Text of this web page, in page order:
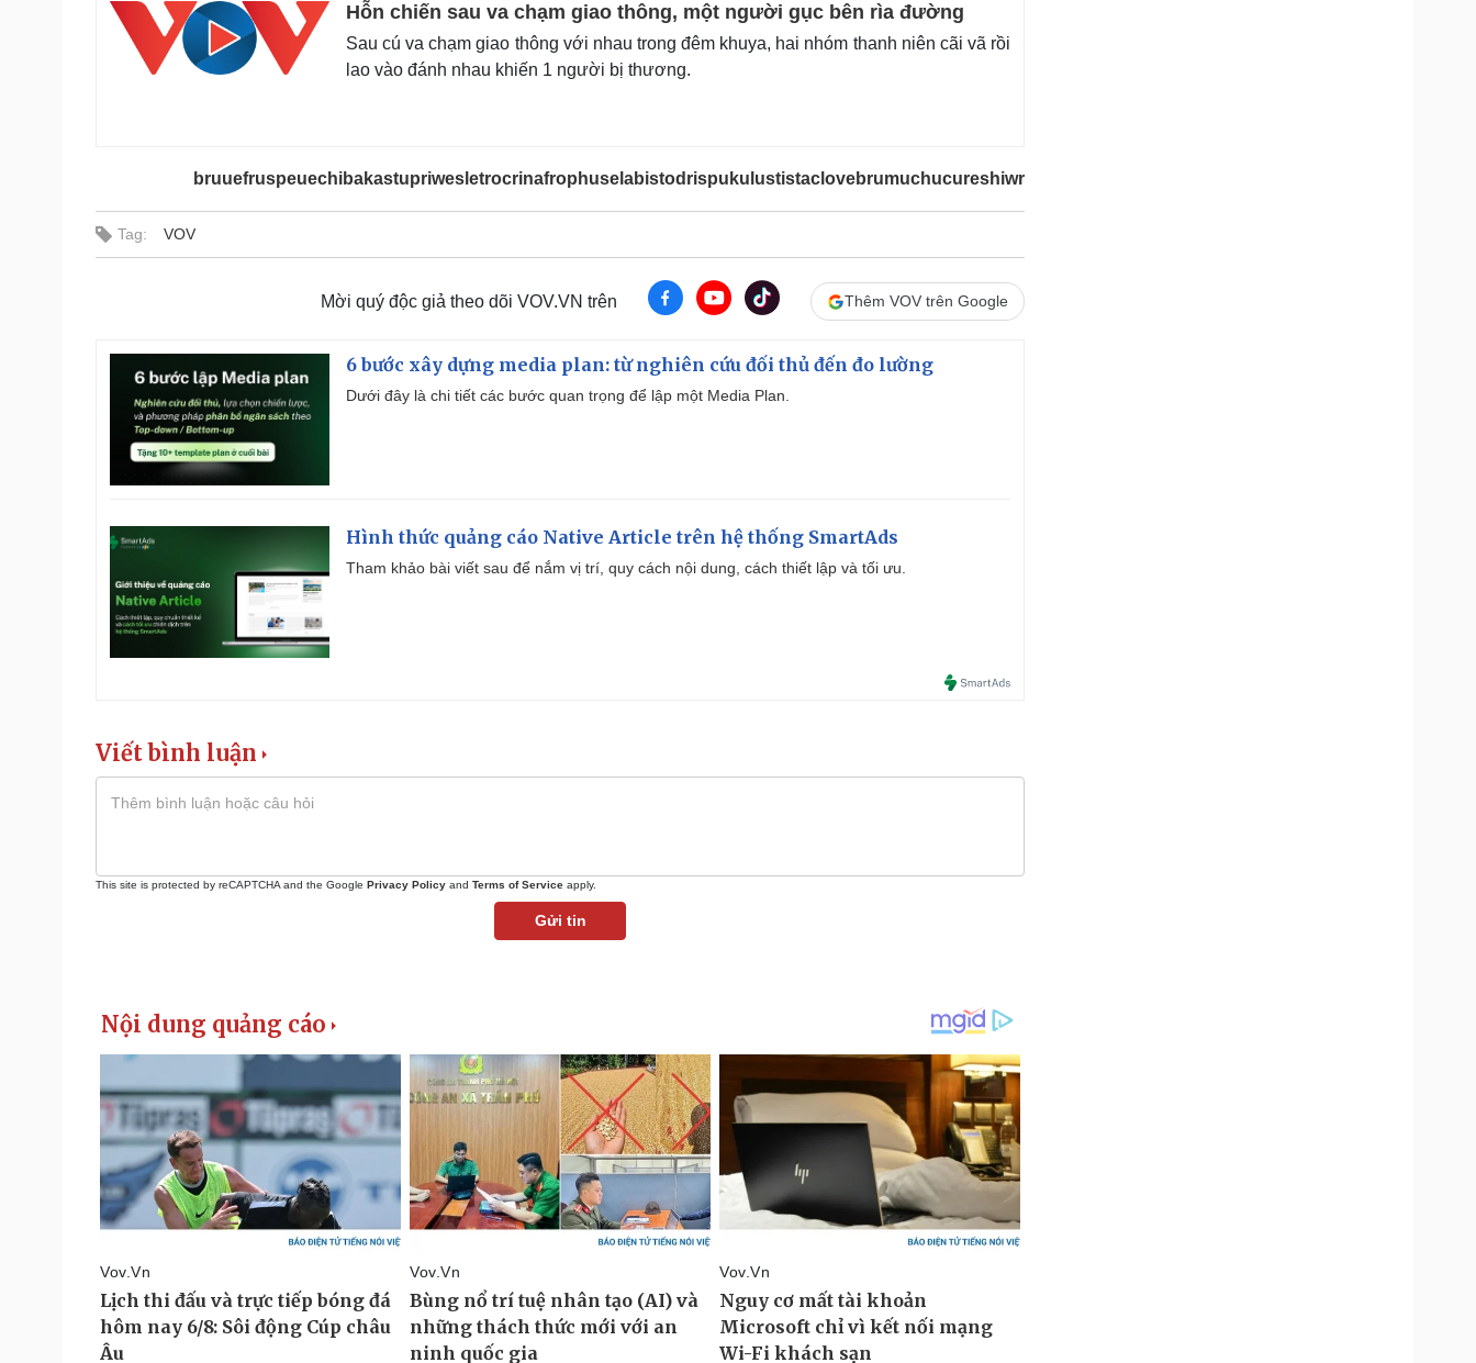
Hỗn chiến sau va chạm giao thông, một người gục bên rìa đường
Sau cú va chạm giao thông với nhau trong đêm khuya, hai nhóm thanh niên cãi vã rồi
lao vào đánh nhau khiến 1 người bị thương.
bruuefruspeuechibakastupriwesletrocrinafrophuselabistodrispukulustistaclovebrumuchucureshiwr
Tag: VOV
Mời quý độc giả theo dõi VOV.VN trên Thêm VOV trên Google
6 bước xây dựng media plan: từ nghiên cứu đối thủ đến đo lường
Dưới đây là chi tiết các bước quan trọng để lập một Media Plan.
Hình thức quảng cáo Native Article trên hệ thống SmartAds
Tham khảo bài viết sau để nắm vị trí, quy cách nội dung, cách thiết lập và tối ưu.
Viết bình luận
This site is protected by reCAPTCHA and the Google Privacy Policy and Terms of Service apply.
Gửi tin